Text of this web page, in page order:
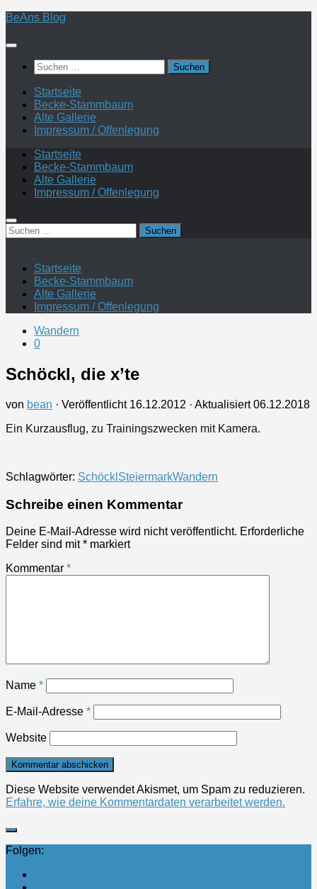
Zum
springen
BeAns Blog
Suchen
nach:
Startseite
Becke-Stammbaum
Alte Gallerie
Impressum / Offenlegung
Startseite
Becke-Stammbaum
Alte Gallerie
Impressum / Offenlegung
Suchen
nach:
Startseite
Becke-Stammbaum
Alte Gallerie
Impressum / Offenlegung
Wandern
0
Schöckl, die x’te
von bean · Veröffentlicht 16.12.2012 · Aktualisiert06.12.2018
Ein Kurzausflug, zu Trainingszwecken mit Kamera.
Schlagwörter: Schöckl SteiermarkWandern
Schreibe einen Kommentar
Deine E-Mail-Adresse wird nicht veröffentlicht. Erforderliche
Felder sind mit* markiert
Kommentar *
Name *
E-Mail-Adresse *
Website
Diese Website verwendet Akismet, um Spam zu reduzieren.
Erfahre, wie deine Kommentardaten verarbeitet werden.
Folgen: